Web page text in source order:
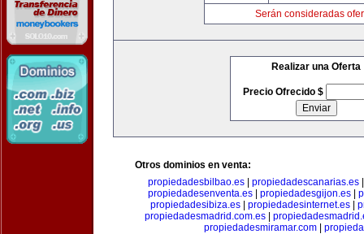
Serán consideradas
Realizar una Oferta
Precio Ofrecido $
Otros dominios en venta:
propiedadesbilbao.es| propiedadescanarias.es
propiedadesenventa.es
propiedadesgijon.es
propiedadesibiza.es
propiedadesinternet.es
propiedadesmadrid.com.es
propiedadesmiramar.com